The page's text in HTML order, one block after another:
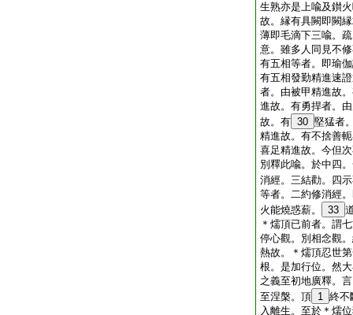
生熟亦是上喩及鑚
故。縁有具闕即闕
薄即毛滴下三喩。
意。雖多人同見不
有五相等者。即瑜
有五相發勤精進速
者。由被甲精進故
進故。有勇捍者。
故。有 30 堅猛者
精進故。有不捨善
喜足精進故。今但
別釋此喩。於中四
消經。三結勸。四
等者。二約修消經
火能燒惑薪。
33
＊燸頂已前者。謂
停心觀。別相念觀
熱故。＊燸頂忍世
根。是加行位。然
之義至初地廣釋。
至涅槃。頂 1 終不
入離生。至於＊燸